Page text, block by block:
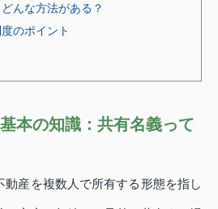
んな方法がある？
のポイント
本の知識：共有名義って
産を複数人で所有する形態を指し